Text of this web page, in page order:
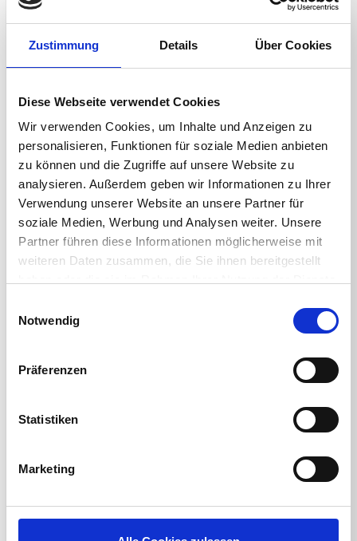
Zustimmung Details Über Cookies
Diese Webseite verwendet Cookies
Wir verwenden Cookies, um Inhalte und Anzeigen zu
personalisieren, Funktionen für soziale Medien anbieten
zu können und die Zugriffe auf unsere Website zu
analysieren. Außerdem geben wir Informationen zu Ihrer
Verwendung unserer Website an unsere Partner für
soziale Medien, Werbung und Analysen weiter. Unsere
Partner führen diese Informationen möglicherweise mit
weiteren Daten zusammen, die Sie ihnen bereitgestellt
Notwendig
Präferenzen
Statistiken
Marketing
Hosted By
Presenters